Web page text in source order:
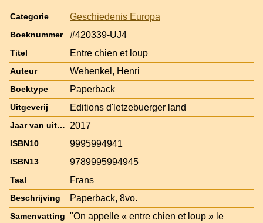
Categorie Geschiedenis Europa
Boeknummer #420339-UJ4
Titel Entre chien et loup
Auteur Wehenkel, Henri
Boektype Paperback
Uitgeverij Editions d'letzebuerger land
Jaar van uitgave 2017
ISBN10 9995994941
ISBN13 9789995994945
Taal Frans
Beschrijving Paperback, 8vo.
Samenvatting "On appelle « entre chien et loup » le